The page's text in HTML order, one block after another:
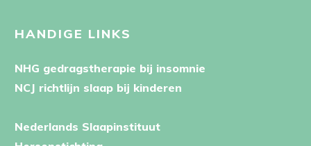
HANDIGE LINKS
NHG gedragstherapie bij insomnie
NCJ richtlijn slaap bij kinderen
Nederlands Slaapinstituut